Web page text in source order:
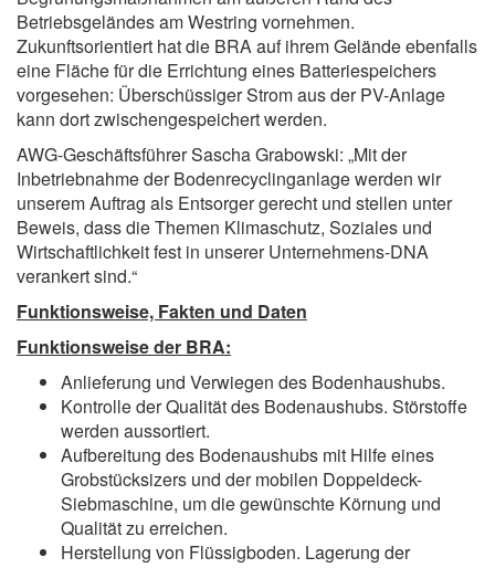
Betriebsgeländes am Westring vornehmen.
Zukunftsorientiert hat die BRA auf ihrem Gelände ebenfalls
eine Fläche für die Errichtung eines Batteriespeichers
vorgesehen: Überschüssiger Strom aus der PV-Anlage
kann dort zwischengespeichert werden.
AWG-Geschäftsführer Sascha Grabowski: „Mit der
Inbetriebnahme der Bodenrecyclinganlage werden wir
unserem Auftrag als Entsorger gerecht und stellen unter
Beweis, dass die Themen Klimaschutz, Soziales und
Wirtschaftlichkeit fest in unserer Unternehmens-DNA
verankert sind.“
Funktionsweise, Fakten und Daten
Funktionsweise der BRA:
Anlieferung und Verwiegen des Bodenhaushubs.
Kontrolle der Qualität des Bodenaushubs. Störstoffe
werden aussortiert.
Aufbereitung des Bodenaushubs mit Hilfe eines
Grobstücksizers und der mobilen Doppeldeck-
Siebmaschine, um die gewünschte Körnung und
Qualität zu erreichen.
Herstellung von Flüssigboden. Lagerung der